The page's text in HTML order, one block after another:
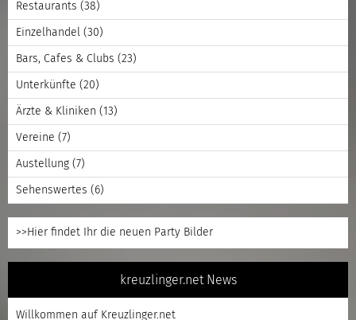
Restaurants (38)
Einzelhandel (30)
Bars, Cafes & Clubs (23)
Unterkünfte (20)
Ärzte & Kliniken (13)
Vereine (7)
Austellung (7)
Sehenswertes (6)
>>Hier findet Ihr die neuen Party Bilder
kreuzlinger.net News
Willkommen auf Kreuzlinger.net